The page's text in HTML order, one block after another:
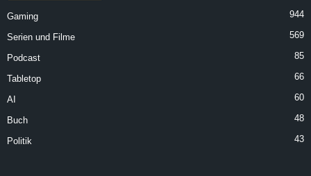
Gaming 944
Serien und Filme 569
Podcast 85
Tabletop 66
AI 60
Buch 48
Politik 43